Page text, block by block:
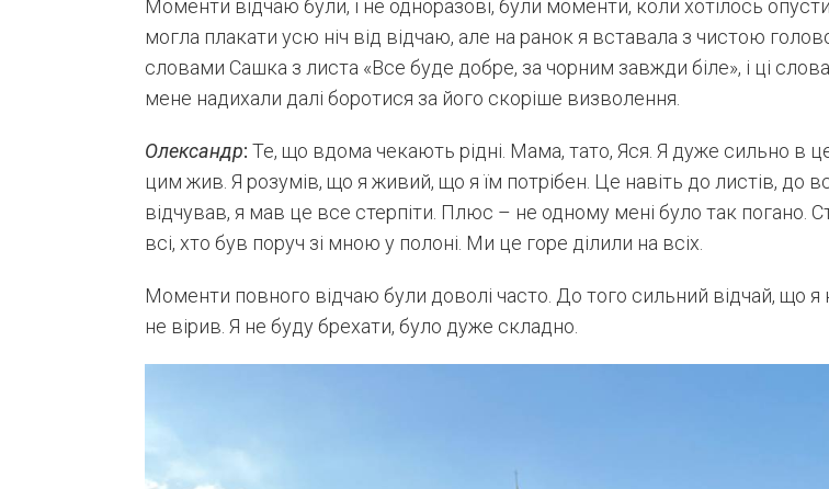
Моменти відчаю були, і не одноразові, були моменти, коли хотілось
могла плакати усю ніч від відчаю, але на ранок я вставала з чистою
словами Сашка з листа «Все буде добре, за чорним завжди біле», і ці
мене надихали далі боротися за його скоріше визволення.
Олександр: Те, що вдома чекають рідні. Мама, тато, Яся. Я дуже сильно в
цим жив. Я розумів, що я живий, що я їм потрібен. Це навіть до листів, до
відчував, я мав це все стерпіти. Плюс – не одному мені було так погано.
всі, хто був поруч зі мною у полоні. Ми це горе ділили на всіх.
Моменти повного відчаю були доволі часто. До того сильний відчай, що я
не вірив. Я не буду брехати, було дуже складно.